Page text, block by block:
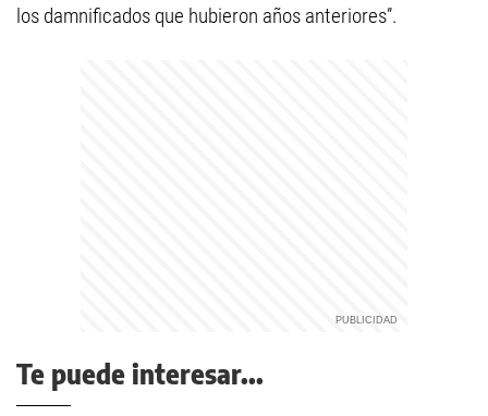
los damnificados que hubieron años anteriores”.
Te puede interesar...